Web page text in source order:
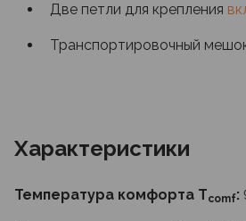
Две петли для крепления
Транспортировочный
Характеристики
Температура комфорта Tcomf: